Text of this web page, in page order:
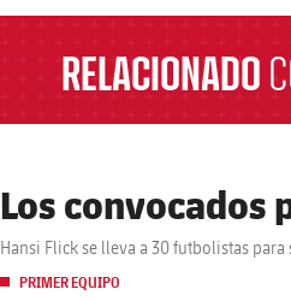
RELACIONADO
Los convocados
Hansi Flick se lleva a 30 futbolistas
PRIMER EQUIPO